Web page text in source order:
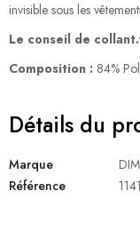
invisible sous les
Le conseil de
Composition : 84%
Détails du
Marque
DIM
Référence
1141